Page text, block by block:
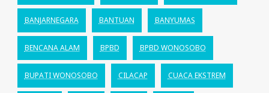
BANJARNEGARA BANTUAN BANYUMAS
BENCANA ALAM BPBD BPBD WONOSOBO
BUPATI WONOSOBO CILACAP CUACA EKSTREM